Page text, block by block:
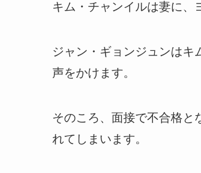
キム・チャンイルは妻に、
ジャン・ギョンジュンはキ
声をかけます。
そのころ、面接で不合格と
れてしまいます。